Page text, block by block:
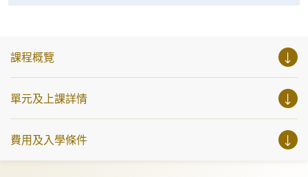
課程概覽
單元及上課詳情
費用及入學條件